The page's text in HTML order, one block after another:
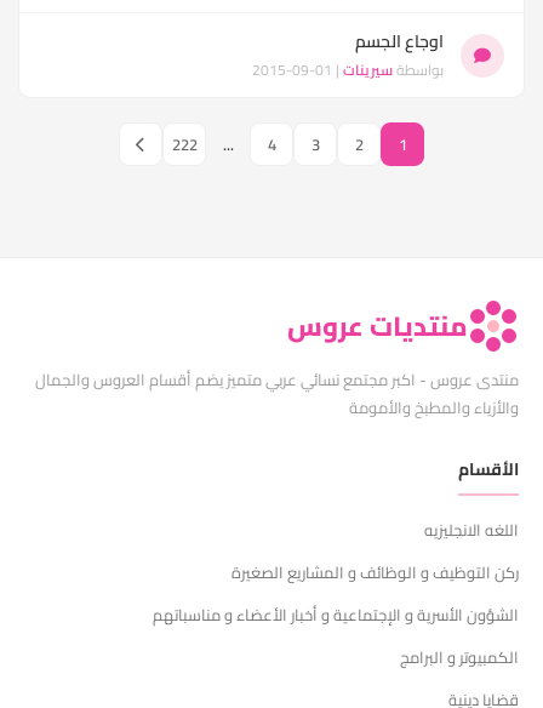
اوجاع الجسم
بواسطةسيرينات| 01-09-2015
1
2
3
4
...
222
منتديات عروس
منتدى عروس - اكبر مجتمع نسائي عربي متميز يضم أقسام العروس والجمال
والأزياء والمطبخ والأمومة
الأقسام
اللغه الانجليزيه
ركن التوظيف و الوظائف و المشاريع الصغيرة
الشؤون الأسرية و الإجتماعية و أخبار الأعضاء و مناسباتهم
الكمبيوتر و البرامج
قضايا دينية